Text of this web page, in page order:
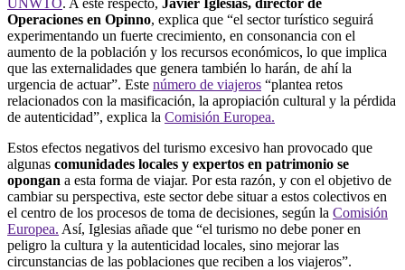
Operaciones en Opinno, explica que “el sector turístico seguirá
experimentando un fuerte crecimiento, en consonancia con el
aumento de la población y los recursos económicos, lo que implica
que las externalidades que genera también lo harán, de ahí la
urgencia de actuar”. Este número de viajeros “plantea retos
relacionados con la masificación, la apropiación cultural y la pérdida
de autenticidad”, explica la Comisión Europea.
Estos efectos negativos del turismo excesivo han provocado que
algunas comunidades locales y expertos en patrimonio se
opongan a esta forma de viajar. Por esta razón, y con el objetivo de
cambiar su perspectiva, este sector debe situar a estos colectivos en
el centro de los procesos de toma de decisiones, según la Comisión
Europea. Así, Iglesias añade que “el turismo no debe poner en
peligro la cultura y la autenticidad locales, sino mejorar las
circunstancias de las poblaciones que reciben a los viajeros”.